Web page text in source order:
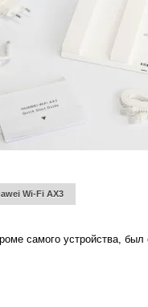
Wi-Fi AX3
самого устройства,